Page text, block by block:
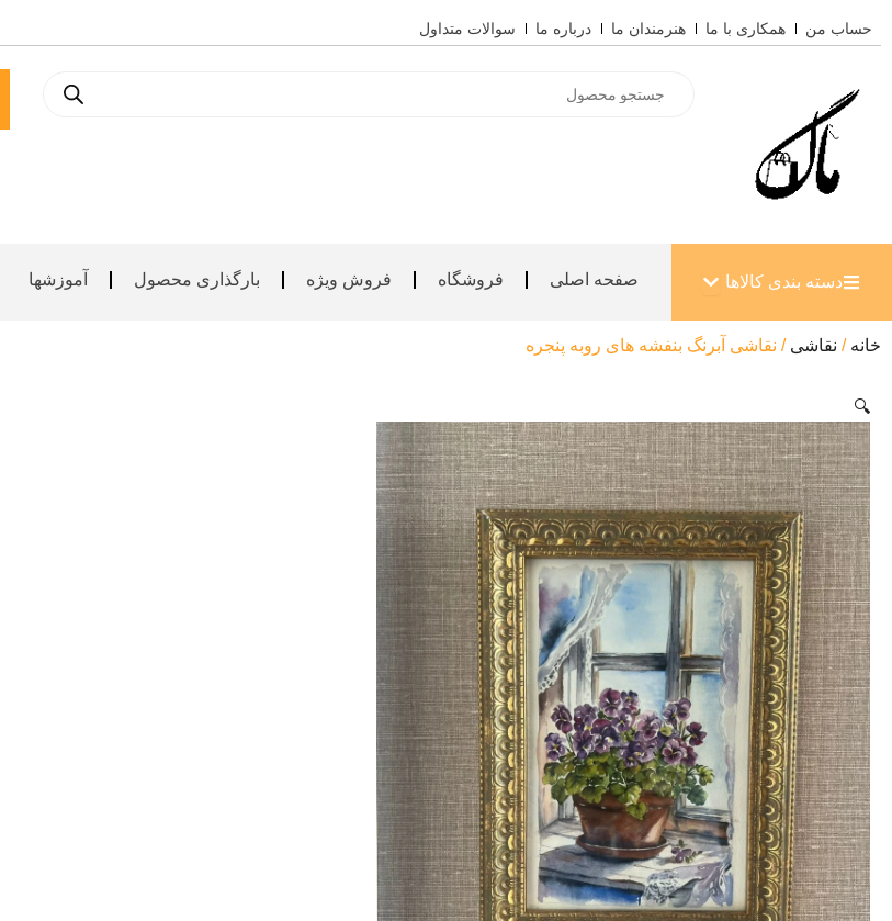
به
حساب من همکاری با ما هنرمندان ما درباره ما سوالات متداول
search
دسته بندی کالاها باز کردن دسته بندی کالاها
صفحه اصلی فروشگاه فروش ویژه بارگذاری محصول آموزشها
خانه / نقاشی / نقاشی آبرنگ بنفشه های روبه پنجره
🔍